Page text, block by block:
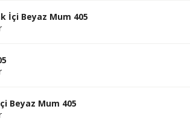
İçi Beyaz Mum 405
Beyaz Mum 405